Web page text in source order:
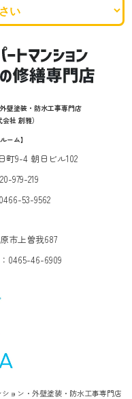
壁塗装・防水工事専門店
社 創雅）
ーム】
町9-4 朝日ビル102
979-219
53-9562
市上曽我687
0465-46-6909
ョン・外壁塗装・防水工事専門店